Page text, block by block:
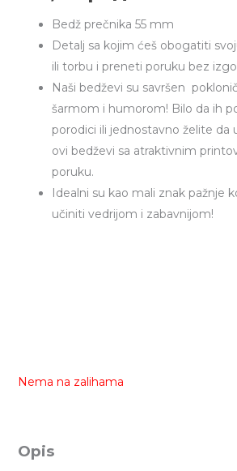
Bedž prečnika 55 mm
Detalj sa kojim ćeš obogatiti
ili torbu i preneti poruku bez
Naši bedževi su savršen
šarmom i humorom! Bilo da ih
porodici ili jednostavno želite da
ovi bedževi sa atraktivnim
poruku.
Idealni su kao mali znak pažnje
učiniti vedrijom i zabavnijom!
Nema na zalihama
Opis